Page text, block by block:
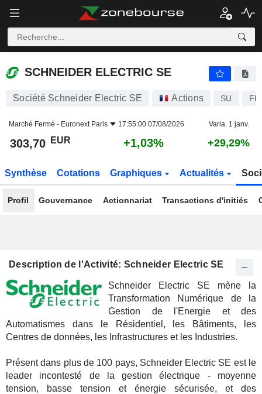
SCHNEIDER ELECTRIC SE
SCHNEIDER ELECTRIC SE
Société Schneider Electric SE Actions SU
Marché Fermé - Euronext Paris 17:55:00 07/08/2026 Varia. 1 janv.
303,70 EUR +1,03% +29,29%
Synthèse Cotations Graphiques Actualités
Profil Gouvernance Actionnariat Transactions d'initiés
Description de l'Activité: Schneider Electric SE
Schneider Electric SE mène la
Transformation Numérique de la
Gestion de l'Energie et des
Automatismes dans le Résidentiel, les Bâtiments, les
Centres de données, les Infrastructures et les Industries.
Présent dans plus de 100 pays, Schneider Electric SE est le
leader incontesté de la gestion électrique - moyenne
tension, basse tension et énergie sécurisée, et des